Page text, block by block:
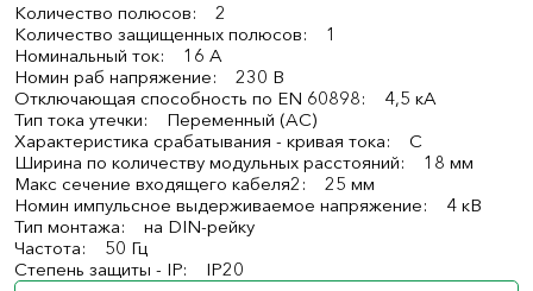
Количество полюсов: 2
Количество защищенных полюсов: 1
Номинальный ток: 16 А
Номин раб напряжение: 230 В
Отключающая способность по EN 60898: 4,5 кА
Тип тока утечки: Переменный (AC)
Характеристика срабатывания - кривая тока: C
Ширина по количеству модульных расстояний: 18 мм
Макс сечение входящего кабеля2: 25 мм
Номин импульсное выдерживаемое напряжение: 4 кВ
Тип монтажа: на DIN-рейку
Частота: 50 Гц
Степень защиты - IP: IP20